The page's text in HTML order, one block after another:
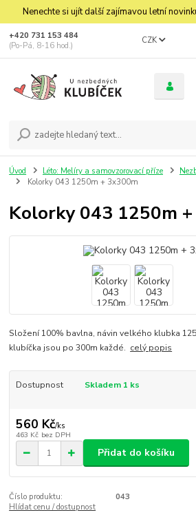
Nenechte si ujít další zajímavou letní
CZK
+420 731 153 484
(Po-Pá, 8-16 hod.)
Úvod Léto: Melíry a samovzorovací příze
Kolorky 043 1250m + 3x300m
Kolorky 043 1250m
Složení 100% bavlna, návin velkého klubka
klubíčka jsou po 300m každé. celý popis
Dostupnost Skladem 1 ks
560 Kč/ks
463 Kč bez DPH
Přidat do košíku
Číslo produktu:
043
Hlídat cenu / dostupnost